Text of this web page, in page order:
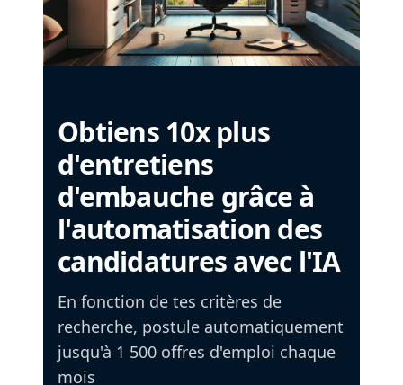
Obtiens 10x plus
d'entretiens
d'embauche grâce à
l'automatisation des
candidatures avec l'IA
En fonction de tes critères de
recherche, postule automatiquement
jusqu'à 1 500 offres d'emploi chaque
mois